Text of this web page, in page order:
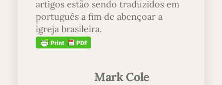
artigos estão sendo traduzidos em
português a fim de abençoar a
igreja brasileira.
Mark Cole